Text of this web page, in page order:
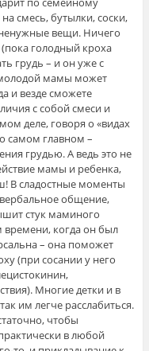
смесь, бутылки, соски,
вещи. Ничего
голодный кроха
грудь – и он уже с
мамы может
и везде сможете
с собой смеси и
деле, говоря о «видах
самом главном –
грудью. А ведь это не
мамы и ребенка,
В сладостные моменты
общение,
стук маминого
времени, когда он был
– она поможет
(при сосании у него
Многие детки и в
им легче расслабиться.
чтобы
в любой